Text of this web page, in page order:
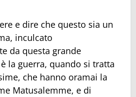
e dire che questo sia un
inculcato
da questa grande
la guerra, quando si tratta
che hanno oramai la
Matusalemme, e di